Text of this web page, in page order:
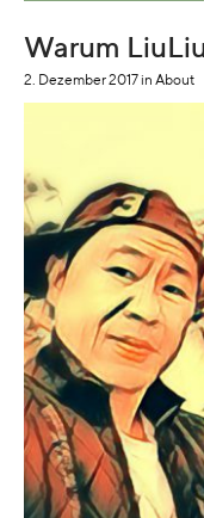
Warum
2. Dezember 2017in About